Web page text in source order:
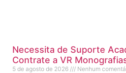
Necessita de Suporte
Contrate a VR
5 de agosto de 2026 Nenhum